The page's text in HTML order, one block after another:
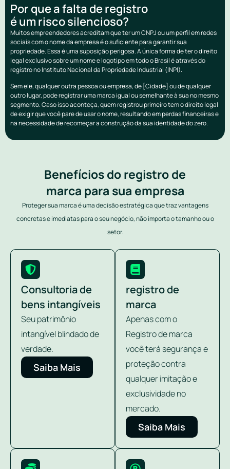
Por que a falta de registro
é um risco silencioso?
Muitos empreendedores acreditam que ter um CNPJ ou um perfil em redes
sociais com o nome da empresa é o suficiente para garantir sua
propriedade. Essa é uma suposição perigosa. A única forma de ter o direito
legal exclusivo sobre um nome e logotipo em todo o Brasil é através do
registro no Instituto Nacional da Propriedade Industrial (INPI).
Sem ele, qualquer outra pessoa ou empresa, de [Cidade] ou de qualquer
outro lugar, pode registrar uma marca igual ou semelhante à sua no mesmo
segmento. Caso isso aconteça, quem registrou primeiro tem o direito legal
de exigir que você pare de usar o nome, resultando em perdas financeiras e
na necessidade de recomeçar a construção da sua identidade do zero.
Benefícios do registro de
marca para sua empresa
Proteger sua marca é uma decisão estratégica que traz vantagens
concretas e imediatas para o seu negócio, não importa o tamanho ou o
setor.
Consultoria de
bens intangíveis
Seu patrimônio
intangível blindado de
verdade.
Saiba Mais
registro de
marca
Apenas com o
Registro de marca
você terá segurança e
proteção contra
qualquer imitação e
exclusividade no
mercado.
Saiba Mais